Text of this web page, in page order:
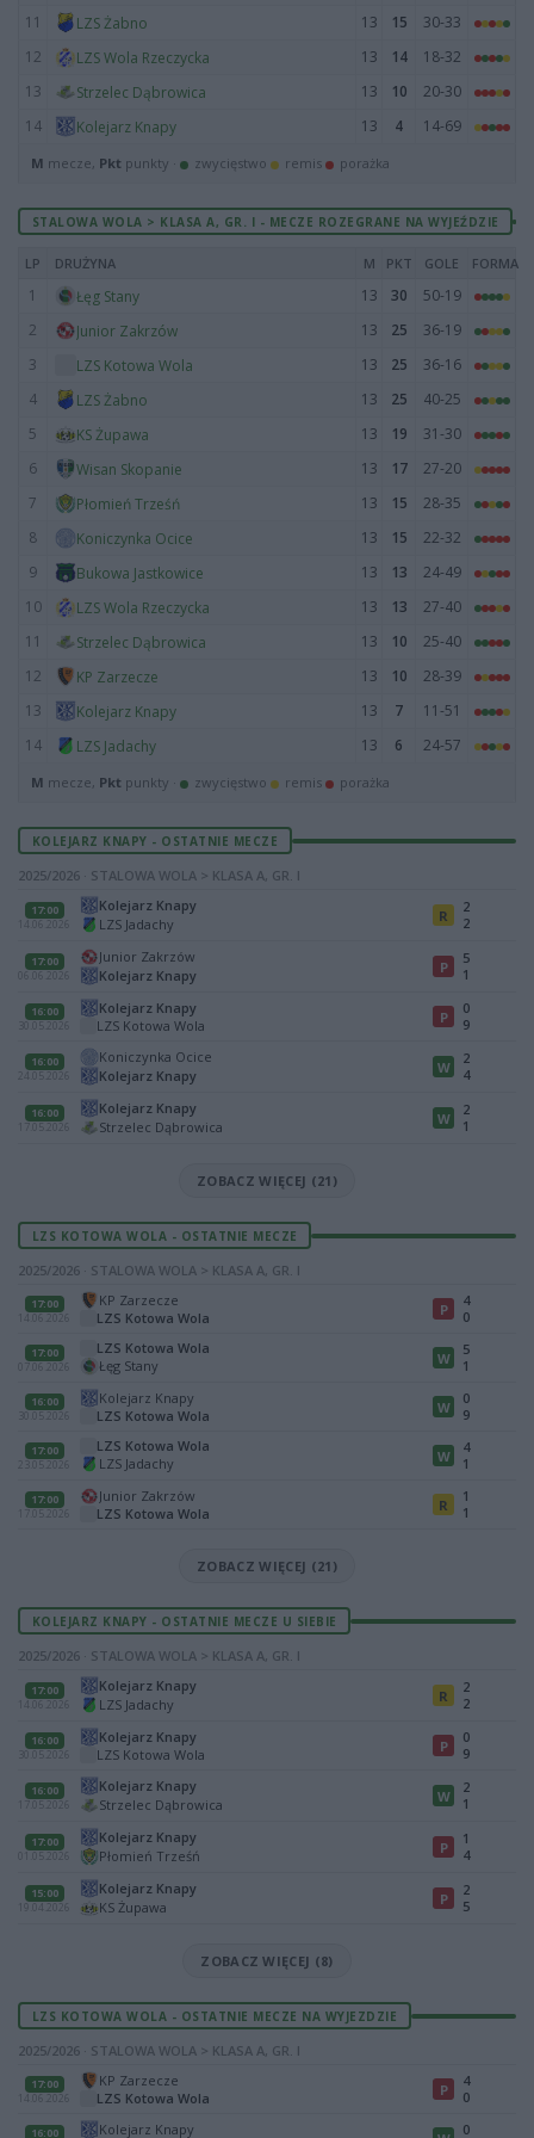
11 LZS Żabno 13 15
30-33
12
LZS Wola Rzeczycka 13 14
18-32
13
Strzelec Dąbrowica 13 10
20-30
14
Kolejarz Knapy 13 4 14-69
M mecze, Pkt punkty · zwycięstwo remis porażka
STALOWA WOLA > KLASA A, GR. I - MECZE ROZEGRANE NA WYJEŹDZIE
LP DRUŻYNA M PKT GOLE FORMA
1 Łęg Stany 13 30
50-19
2
Junior Zakrzów 13 25
36-19
3
LZS Kotowa Wola 13 25
36-16
4
LZS Żabno 13 25
40-25
5
KS Żupawa 13 19
31-30
6
Wisan Skopanie 13 17
27-20
7
Płomień Trześń 13 15
28-35
8
Koniczynka Ocice 13 15
22-32
9
Bukowa Jastkowice 13 13
24-49
10
LZS Wola Rzeczycka 13 13
27-40
11
Strzelec Dąbrowica 13 10
25-40
12
KP Zarzecze 13 10
28-39
13
Kolejarz Knapy 13 7
11-51
14
LZS Jadachy 13 6 24-57
M mecze, Pkt punkty · zwycięstwo remis porażka
KOLEJARZ KNAPY - OSTATNIE MECZE
2025/2026 · STALOWA WOLA > KLASA A, GR. I
17:00
14.06.2026
Kolejarz Knapy
LZS Jadachy
R
2
2
17:00
06.06.2026
Junior Zakrzów
Kolejarz Knapy
P
5
1
16:00
30.05.2026
Kolejarz Knapy
LZS Kotowa Wola
P
0
9
16:00
24.05.2026
Koniczynka Ocice
Kolejarz Knapy
W
2
4
16:00
17.05.2026
Kolejarz Knapy
Strzelec Dąbrowica
W
2
1
ZOBACZ WIĘCEJ (21)
LZS KOTOWA WOLA - OSTATNIE MECZE
2025/2026 · STALOWA WOLA > KLASA A, GR. I
17:00
14.06.2026
KP Zarzecze
LZS Kotowa Wola
P
4
0
17:00
07.06.2026
LZS Kotowa Wola
Łęg Stany
W
5
1
16:00
30.05.2026
Kolejarz Knapy
LZS Kotowa Wola
W
0
9
17:00
23.05.2026
LZS Kotowa Wola
LZS Jadachy
W
4
1
17:00
17.05.2026
Junior Zakrzów
LZS Kotowa Wola
R
1
1
ZOBACZ WIĘCEJ (21)
KOLEJARZ KNAPY - OSTATNIE MECZE U SIEBIE
2025/2026 · STALOWA WOLA > KLASA A, GR. I
17:00
14.06.2026
Kolejarz Knapy
LZS Jadachy
R
2
2
16:00
30.05.2026
Kolejarz Knapy
LZS Kotowa Wola
P
0
9
16:00
17.05.2026
Kolejarz Knapy
Strzelec Dąbrowica
W
2
1
17:00
01.05.2026
Kolejarz Knapy
Płomień Trześń
P
1
4
15:00
19.04.2026
Kolejarz Knapy
KS Żupawa
P
2
5
ZOBACZ WIĘCEJ (8)
LZS KOTOWA WOLA - OSTATNIE MECZE NA WYJEZDZIE
2025/2026 · STALOWA WOLA > KLASA A, GR. I
17:00
14.06.2026
KP Zarzecze
LZS Kotowa Wola
P
4
0
16:00
Kolejarz Knapy
0